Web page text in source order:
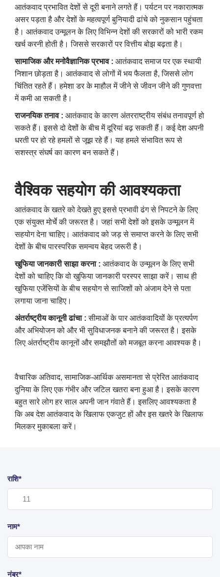
आतंकवाद प्रभावित देशों से दूरी बनाने लगते हैं। पर्यटन पर नकारात्मक
असर पड़ता है और देशों के महत्वपूर्ण बुनियादी ढांचे को नुकसान पहुंचता
है। आतंकवाद उन्मूलन के लिए विभिन्न देशों की सरकारों को भारी रकम
खर्च करनी होती है। जिससे सरकारों पर वित्तीय बोझ बढ़ता है।
सामाजिक और मनोवैज्ञानिक प्रभाव : आतंकवाद समाज पर एक स्थायी
निशान छोड़ता है। आतंकवाद से लोगों में भय फैलता है, जिससे लोग
चिंतित रहते हैं। हमेशा डर के माहौल में जीने से जीवन जीने की गुणवत्ता
में कमी आ सकती है।
राजनयिक तनाव : आतंकवाद के कारण अंतरराष्ट्रीय संबंध तनावपूर्ण हो
सकते हैं। इससे दो देशों के बीच में दूरियां बढ़ सकती हैं। कई देश अपनी
धरती पर हो रहे हमलों से जूझ रहे हैं। यह हमले संभावित रूप से
सशस्त्र संघर्ष का कारण बन सकते हैं।
वैश्विक सहयोग की आवश्यकता
आतंकवाद के खतरे को देखते हुए इससे प्रभावी ढंग से निपटने के लिए
एक संयुक्त मोर्चे की जरूरत है। जहां सभी देशों को इसके उन्मूलन में
सहयोग देना चाहिए। आतंकवाद को जड़ से समाप्त करने के लिए सभी
देशों के बीच पारस्परिक समन्वय बेहद जरूरी है।
खुफिया जानकारी साझा करना : आतंकवाद के उन्मूलन के लिए सभी
देशों को चाहिए कि वो खुफिया जानकारी परस्पर साझा करें। साथ ही
खुफिया एजेंसियों के बीच सहयोग से साजिशों को अंजाम देने से पता
लगाया जाना चाहिए।
अंतर्राष्ट्रीय कानूनी ढांचा : सीमाओं के पार आतंकवादियों के प्रत्यर्पण
और अभियोजन को और भी सुविधाजनक बनाने की जरूरत है। इसके
लिए अंतर्राष्ट्रीय कानूनों और समझौतों को मजबूत करना आवश्यक है।
वैचारिक अतिवाद, सामाजिक-आर्थिक असमानता से प्रेरित आतंकवाद
दुनिया के लिए एक गंभीर और जटिल खतरा बना हुआ है। इसके कारण
बहुत सारे लोग हर साल अपनी जान गंवाते हैं। इसलिए आवश्यकता है
कि अब देश आतंकवाद के खिलाफ एकजुट हों और इस खतरे के खिलाफ
मिलकर मुकाबला करें।
राशि*
नाम*
नंबर*